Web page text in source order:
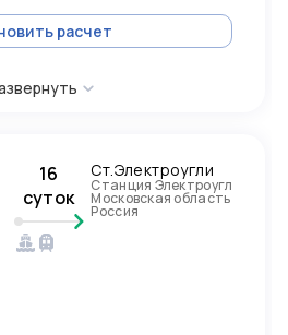
расчет
16
суток
Ст.Электроугли
Станция Электроугли
Московская область
Россия